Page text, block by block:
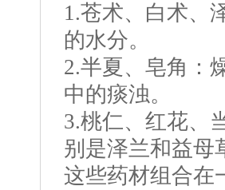
1.苍术、白术、
的水分。
2.半夏、皂角：
中的痰浊。
3.桃仁、红花、
别是泽兰和益母
这些药材组合在